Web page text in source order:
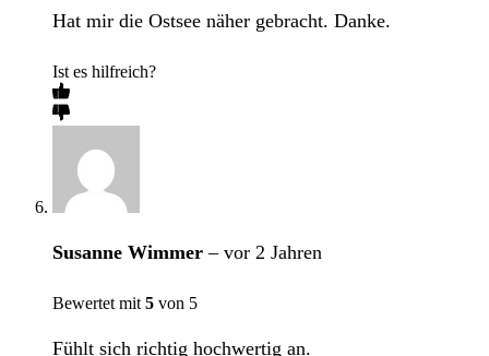
Hat mir die Ostsee näher gebracht. Danke.
Ist es hilfreich?
Susanne Wimmer– vor 2 Jahren
Bewertet mit 5 von 5
Fühlt sich richtig hochwertig an.